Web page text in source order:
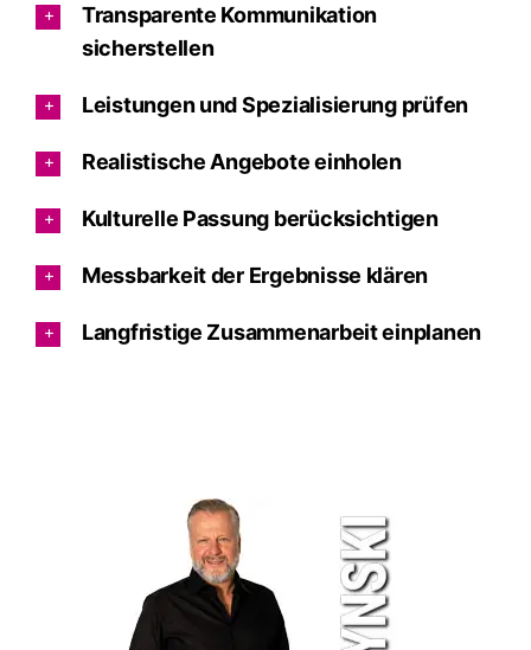
Transparente Kommunikation
sicherstellen
Leistungen und Spezialisierung prüfen
Realistische Angebote einholen
Kulturelle Passung berücksichtigen
Messbarkeit der Ergebnisse klären
Langfristige Zusammenarbeit einplanen